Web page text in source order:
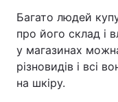
Багато людей
про його склад і
у магазинах
різновидів і всі
на шкіру.